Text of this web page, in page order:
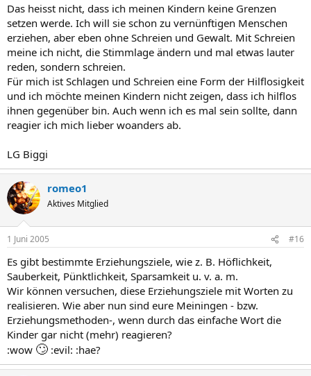
Das heisst nicht, dass ich meinen Kindern keine Grenzen
setzen werde. Ich will sie schon zu vernünftigen Menschen
erziehen, aber eben ohne Schreien und Gewalt. Mit Schreien
meine ich nicht, die Stimmlage ändern und mal etwas lauter
reden, sondern schreien.
Für mich ist Schlagen und Schreien eine Form der Hilflosigkeit
und ich möchte meinen Kindern nicht zeigen, dass ich hilflos
ihnen gegenüber bin. Auch wenn ich es mal sein sollte, dann
reagier ich mich lieber woanders ab.
LG Biggi
romeo1
Aktives Mitglied
1 Juni 2005 #16
Es gibt bestimmte Erziehungsziele, wie z. B. Höflichkeit,
Sauberkeit, Pünktlichkeit, Sparsamkeit u. v. a. m.
Wir können versuchen, diese Erziehungsziele mit Worten zu
realisieren. Wie aber nun sind eure Meiningen - bzw.
Erziehungsmethoden-, wenn durch das einfache Wort die
Kinder gar nicht (mehr) reagieren?
:wow 🙄 :evil: :hae?